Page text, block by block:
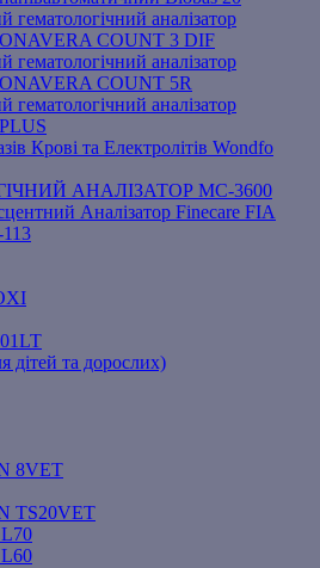
гематологічний аналізатор
COUNT 3 DIF
гематологічний аналізатор
COUNT 5R
гематологічний аналізатор
Крові та Електролітів Wondfo
АНАЛІЗАТОР MC-3600
Аналізатор Finecare FIA
дітей та дорослих)
8VET
TS20VET